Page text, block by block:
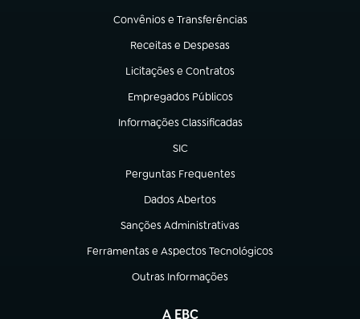
Convênios e Transferências
(abre em nova aba)
Receitas e Despesas
(abre em nova aba)
Licitações e Contratos
(abre em nova aba)
Empregados Públicos
(abre em nova aba)
Informações Classificadas
(abre em nova aba)
SIC
(abre em nova aba)
Perguntas Frequentes
(abre em nova aba)
Dados Abertos
(abre em nova aba)
Sanções Administrativas
(abre em nova aba)
Ferramentas e Aspectos Tecnológicos
(abre em nova aba)
Outras Informações
(abre em nova aba)
A EBC